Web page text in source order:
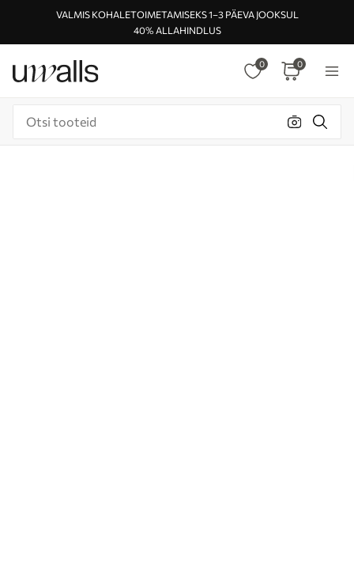
VALMIS KOHALETOIMETAMISEKS 1–3 PÄEVA JOOKSUL
40% ALLAHINDLUS
0 0